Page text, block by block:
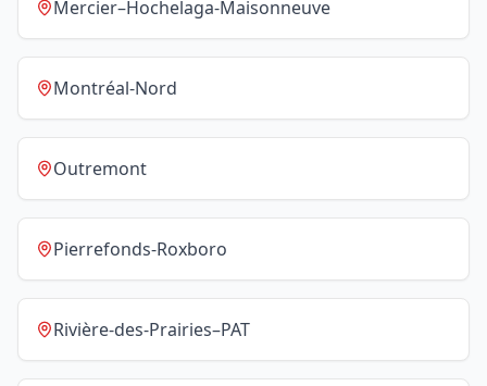
Mercier–Hochelaga-Maisonneuve
Montréal-Nord
Outremont
Pierrefonds-Roxboro
Rivière-des-Prairies–PAT